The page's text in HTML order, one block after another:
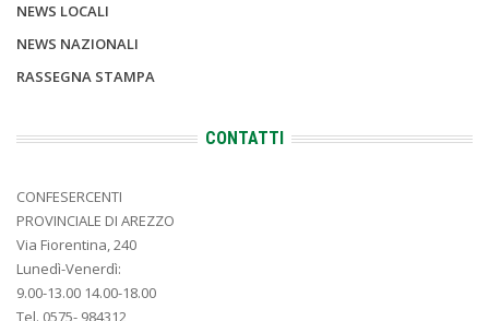
NEWS LOCALI
NEWS NAZIONALI
RASSEGNA STAMPA
CONTATTI
CONFESERCENTI
PROVINCIALE DI AREZZO
Via Fiorentina, 240
Lunedì-Venerdì:
9.00-13.00 14.00-18.00
Tel. 0575- 984312